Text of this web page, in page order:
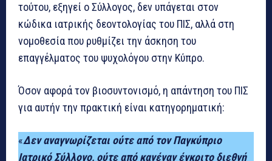
τούτου, εξηγεί ο Σύλλογος, δεν υπάγεται στον
κώδικα ιατρικής δεοντολογίας του ΠΙΣ, αλλά στη
νομοθεσία που ρυθμίζει την άσκηση του
επαγγέλματος του ψυχολόγου στην Κύπρο.
Όσον αφορά τον βιοσυντονισμό, η απάντηση του ΠΙΣ
για αυτήν την πρακτική είναι κατηγορηματική:
«Δεν αναγνωρίζεται ούτε από τον Παγκύπριο
Ιατρικό Σύλλογο, ούτε από κανέναν έγκριτο διεθνή